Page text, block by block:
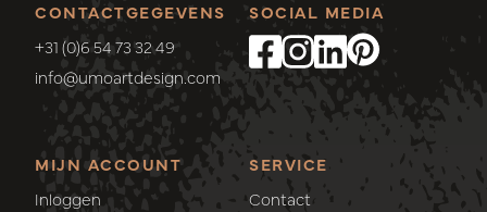
CONTACTGEGEVENS
+31 (0)6 54 73 32 49
info@umoartdesign.com
MIJN ACCOUNT
Inloggen
SERVICE
Contact
SOCIAL MEDIA